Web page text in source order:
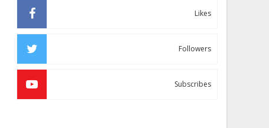
Likes
Followers
Subscribes